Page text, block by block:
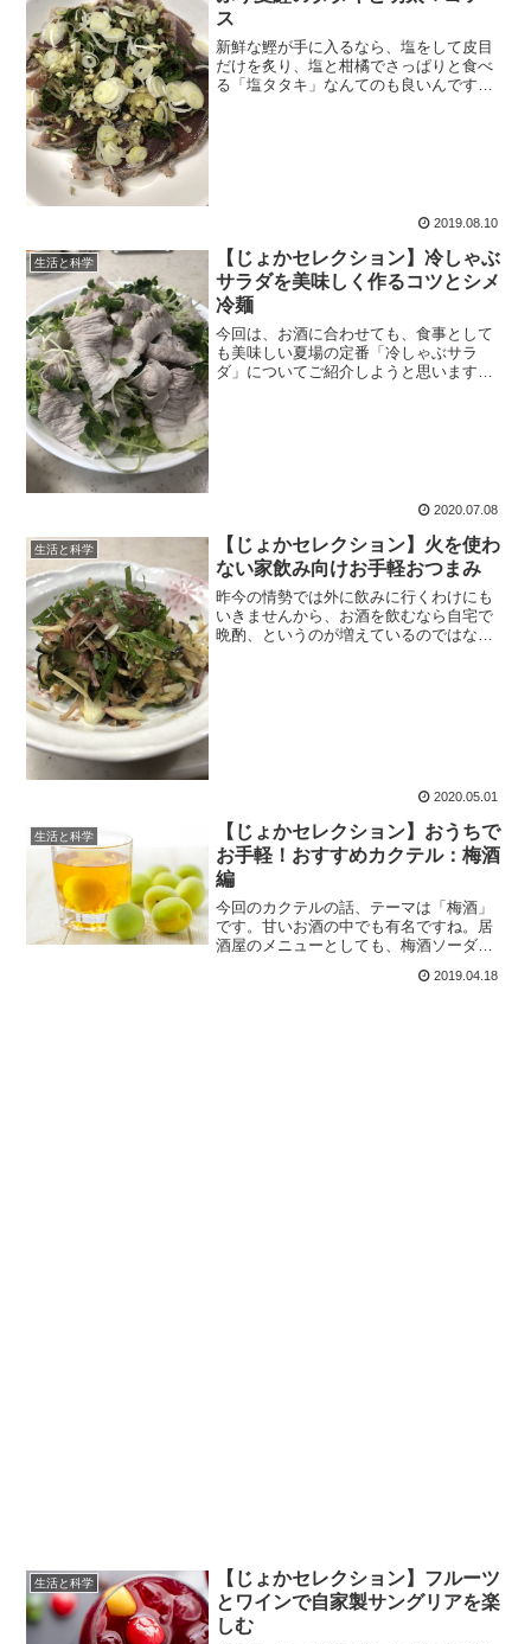
ス
新鮮な鰹が手に入るなら、塩をして皮目
だけを炙り、塩と柑橘でさっぱりと食べ
る「塩タタキ」なんてのも良いんです
2019.08.10
生活と科学
【じょかセレクション】冷しゃぶ
サラダを美味しく作るコツとシメ
冷麺
今回は、お酒に合わせても、食事として
も美味しい夏場の定番「冷しゃぶサラ
ダ」についてご紹介しようと思います。
2020.07.08
生活と科学
【じょかセレクション】火を使わ
ない家飲み向けお手軽おつまみ
昨今の情勢では外に飲みに行くわけにも
いきませんから、お酒を飲むなら自宅で
晩酌、というのが増えているのではない
2020.05.01
生活と科学
【じょかセレクション】おうちで
お手軽！おすすめカクテル：梅酒
編
今回のカクテルの話、テーマは「梅酒」
です。甘いお酒の中でも有名ですね。居
酒屋のメニューとしても、梅酒ソーダや
ょう。この梅酒にまつわるウンチクを一
2019.04.18
生活と科学
【じょかセレクション】フルーツ
とワインで自家製サングリアを楽
しむ